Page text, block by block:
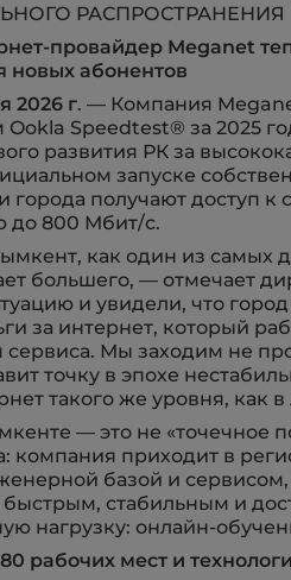
РАСПРОСТРАНЕНИЯ
провайдер Meganet
новых абонентов
2026 г. — Компания
Speedtest® за 2025
развития РК за
запуске
города получают доступ
до 800 Мбит/с.
как один из самых
большего, — отмечает
и увидели, что
за интернет, который
сервиса. Мы заходим не
точку в эпохе
такого же уровня, как
— это не «точечное
компания приходит в
базой и
стабильным и
нагрузку: онлайн-
рабочих мест и